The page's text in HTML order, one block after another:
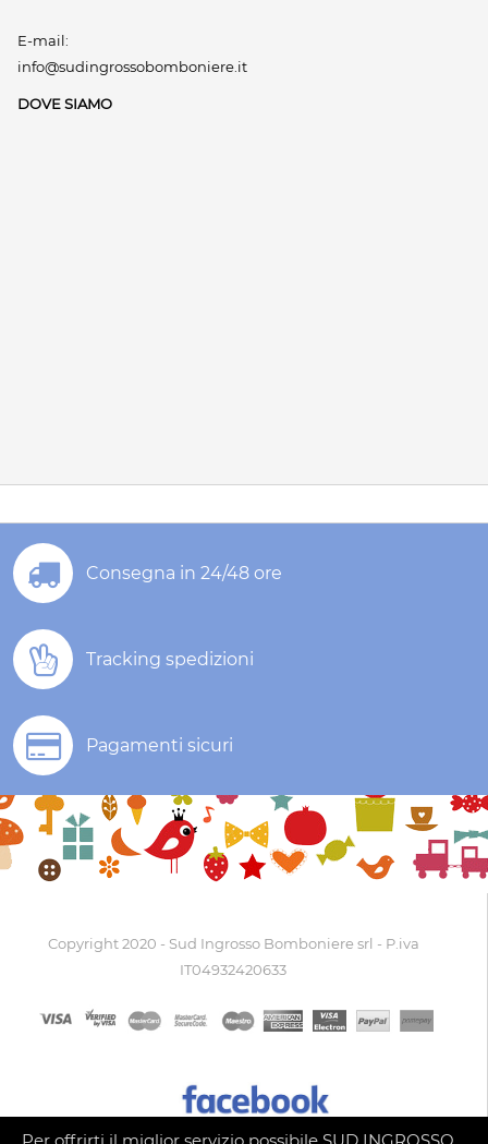
E-mail:
info@sudingrossobomboniere.it
DOVE SIAMO
Consegna in 24/48 ore
Tracking spedizioni
Pagamenti sicuri
Copyright 2020 - Sud Ingrosso Bomboniere srl - P.iva
IT04932420633